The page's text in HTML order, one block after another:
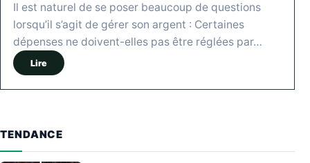
Il est naturel de se poser beaucoup de questions
lorsqu’il s’agit de gérer son argent : Certaines
dépenses ne doivent-elles pas être réglées par…
Lire
TENDANCE